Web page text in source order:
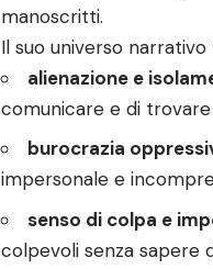
manoscritti.
Il suo universo
alienazione e
comunicare e di
burocrazia
impersonale e
senso di colpa e
colpevoli senza sapere